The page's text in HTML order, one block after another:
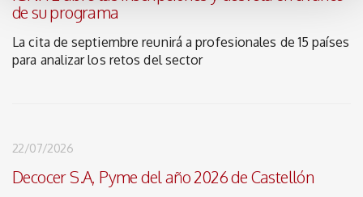
de su programa
La cita de septiembre reunirá a profesionales de 15 países
para analizar los retos del sector
22/07/2026
Decocer S.A, Pyme del año 2026 de Castellón